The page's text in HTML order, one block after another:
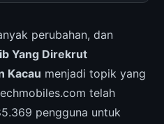
perubahan, dan
Yang Direkrut
Kacau menjadi topik yang
telah
pengguna untuk